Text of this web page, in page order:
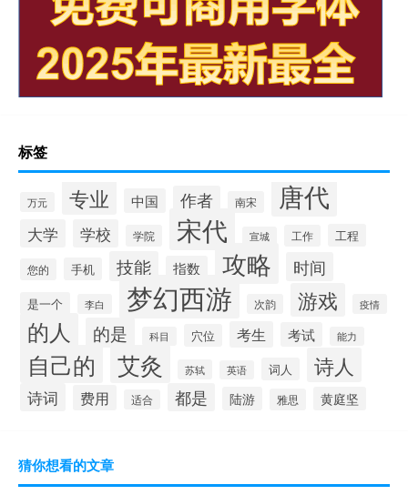
标签
万元 专业 中国 作者 南宋 唐代
大学 学校 学院 宋代 宣城 工作 工程
您的 手机 技能 指数 攻略 时间
是一个 李白 梦幻西游 次韵 游戏 疫情
的人 的是 科目 穴位 考生 考试 能力
自己的 艾灸 苏轼 英语 词人 诗人
诗词 费用 适合 都是 陆游 雅思 黄庭坚
猜你想看的文章